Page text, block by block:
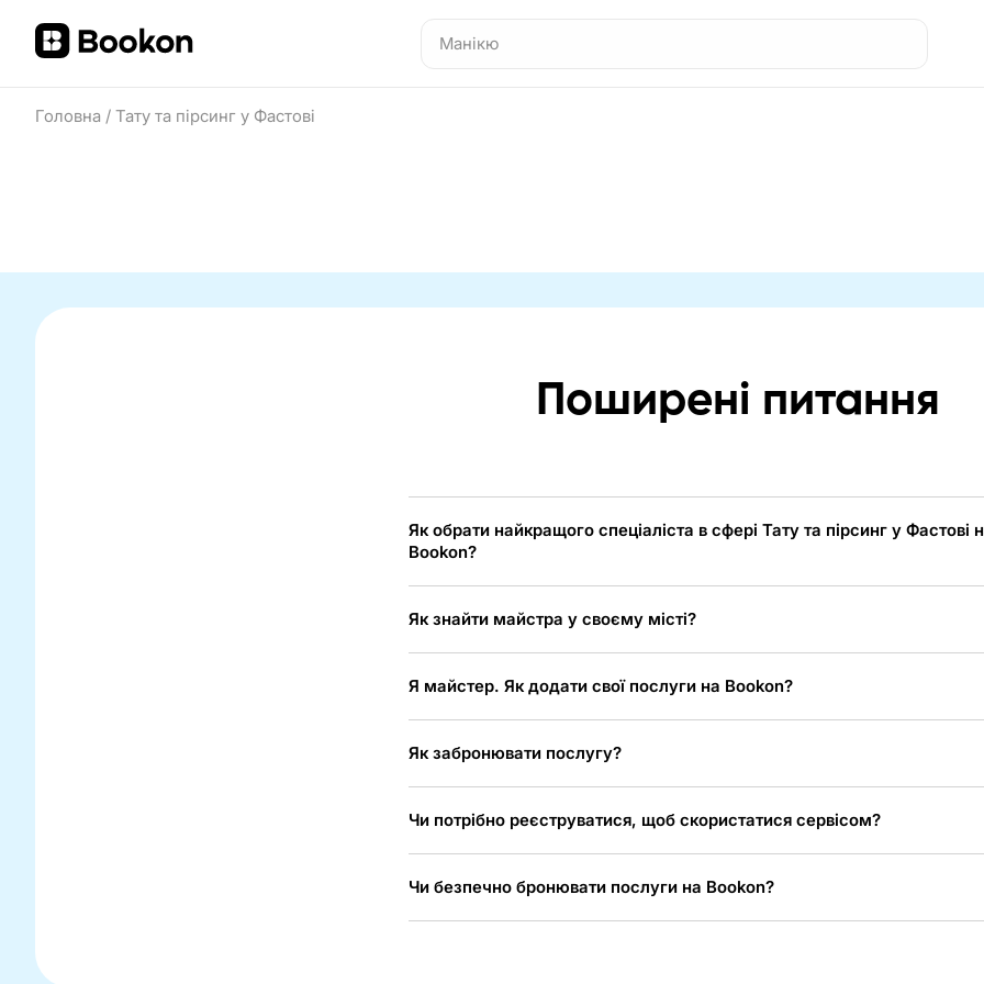
Головна / Тату та пірсинг у Фастові
Поширені питання
Як обрати найкращого спеціаліста в сфері Тату та пірсинг у Фастові
Bookon?
Як знайти майстра у своєму місті?
Я майстер. Як додати свої послуги на Bookon?
Як забронювати послугу?
Чи потрібно реєструватися, щоб скористатися сервісом?
Чи безпечно бронювати послуги на Bookon?